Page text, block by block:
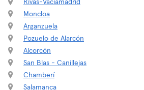
Rivas-Vaciamadrid
Moncloa
Arganzuela
Pozuelo de Alarcón
Alcorcón
San Blas - Canillejas
Chamberí
Salamanca